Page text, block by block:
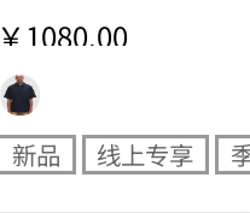
￥1080.00
新品 线上专享